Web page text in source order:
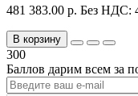
481 383.00 р. Без НДС:
В корзину
300
Баллов дарим всем за